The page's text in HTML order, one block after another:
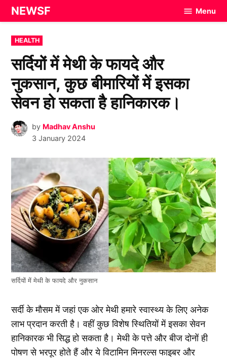
Skip
to
content
NEWSF Menu
POSTED
IN
HEALTH
सर्दियों में मेथी के फायदे और
नुकसान, कुछ बीमारियों में इसका
सेवन हो सकता है हानिकारक।
by Madhav Anshu
3 January 2024
सर्दियों में मेथी के फायदे और नुकसान
सर्दी के मौसम में जहां एक ओर मेथी हमारे स्वास्थ्य के लिए अनेक
लाभ प्रदान करती है। वहीं कुछ विशेष स्थितियों में इसका सेवन
हानिकारक भी सिद्ध हो सकता है। मेथी के पत्ते और बीज दोनों ही
पोषण से भरपूर होते हैं और ये विटामिन मिनरल्स फाइबर और